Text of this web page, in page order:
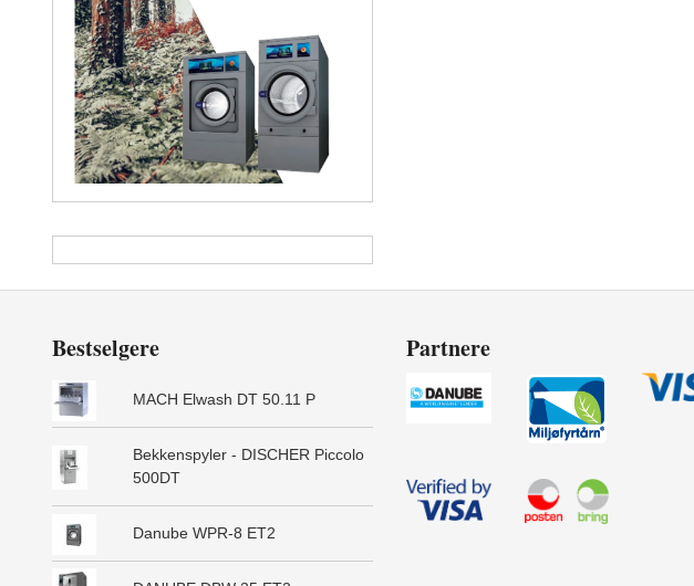
Bestselgere
MACH Elwash DT 50.11 P
Bekkenspyler - DISCHER Piccolo
500DT
Danube WPR-8 ET2
Partnere